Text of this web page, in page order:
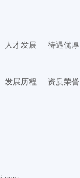
人才发展 待遇优厚
发展历程 资质荣誉